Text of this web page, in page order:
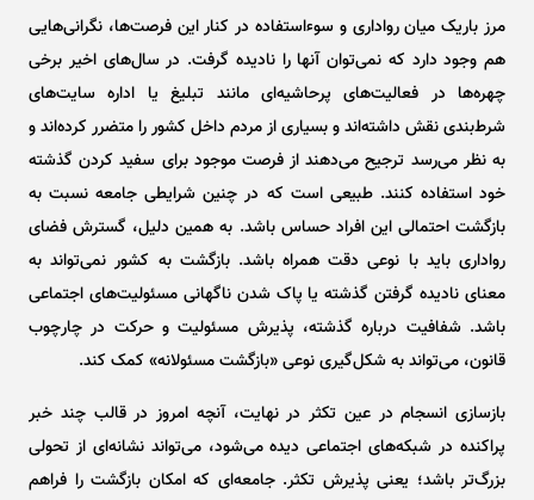
مرز باریک میان رواداری و سوءاستفاده در کنار این فرصت‌ها، نگرانی‌هایی
هم وجود دارد که نمی‌توان آنها را نادیده گرفت. در سال‌های اخیر برخی
چهره‌ها در فعالیت‌های پرحاشیه‌ای مانند تبلیغ یا اداره سایت‌های
شرط‌بندی نقش داشته‌اند و بسیاری از مردم داخل کشور را متضرر کرده‌اند و
به نظر می‌رسد ترجیح می‌دهند از فرصت موجود برای سفید کردن گذشته
خود استفاده کنند. طبیعی است که در چنین شرایطی جامعه نسبت به
بازگشت احتمالی این افراد حساس باشد. به همین دلیل، گسترش فضای
رواداری باید با نوعی دقت همراه باشد. بازگشت به کشور نمی‌تواند به
معنای نادیده گرفتن گذشته یا پاک شدن ناگهانی مسئولیت‌های اجتماعی
باشد. شفافیت درباره گذشته، پذیرش مسئولیت و حرکت در چارچوب
قانون، می‌تواند به شکل‌گیری نوعی «بازگشت مسئولانه» کمک کند.
بازسازی انسجام در عین تکثر در نهایت، آنچه امروز در قالب چند خبر
پراکنده در شبکه‌های اجتماعی دیده می‌شود، می‌تواند نشانه‌ای از تحولی
بزرگ‌تر باشد؛ یعنی پذیرش تکثر. جامعه‌ای که امکان بازگشت را فراهم